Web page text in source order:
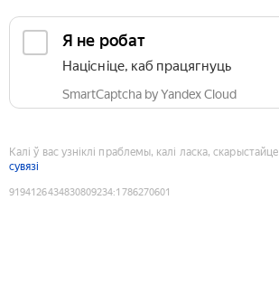
Я не робат
Націсніце, каб працягнуць
SmartCaptcha by Yandex Cloud
Калі ў вас узніклі праблемы, калі ласка, скарыстайце
сувязі
9194126434830809234:1786270601